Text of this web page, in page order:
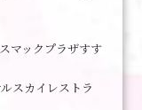
マックプラザすす
スカイレストラ